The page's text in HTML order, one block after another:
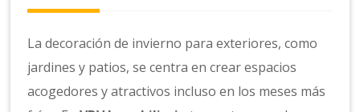
La decoración de invierno para exteriores, como
jardines y patios, se centra en crear espacios
acogedores y atractivos incluso en los meses más